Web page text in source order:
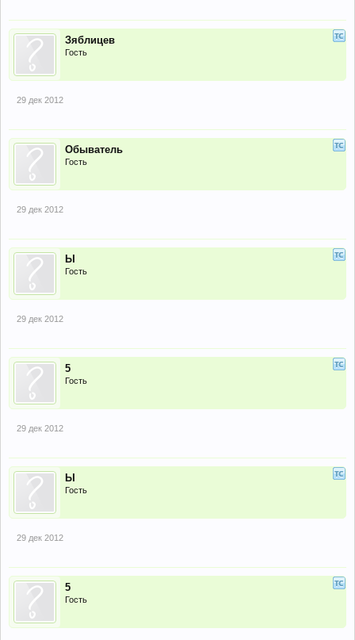
Зяблицев
Гость
29 дек 2012
Обыватель
Гость
29 дек 2012
Ы
Гость
29 дек 2012
5
Гость
29 дек 2012
Ы
Гость
29 дек 2012
5
Гость